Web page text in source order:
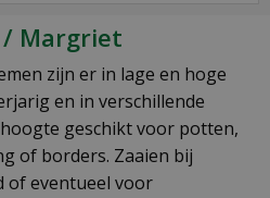
Margriet
zijn er in lage en hoge
en in verschillende
geschikt voor potten,
of borders. Zaaien bij
of eventueel voor